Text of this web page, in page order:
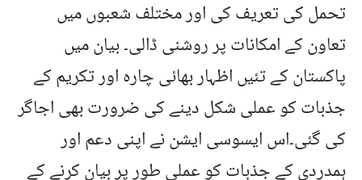
تحمل کی تعریف کی اور مختلف شعبوں میں
تعاون کے امکانات پر روشنی ڈالی۔ بیان میں
پاکستان کے تئیں اظہار بھائی چارہ اور تکریم کے
جذبات کو عملی شکل دینے کی ضرورت بھی اجاگر
کی گئی۔اس ایسوسی ایشن نے اپنی دعم اور
ہمدردی کے جذبات کو عملی طور پر بیان کرنے کے